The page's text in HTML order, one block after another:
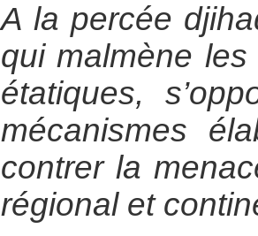
A la percée
qui malmène
étatiques,
mécanismes
contrer la
régional et